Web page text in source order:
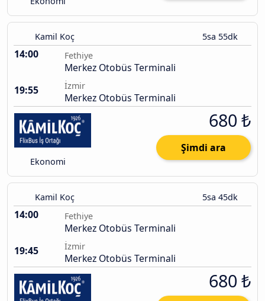
Kamil Koç 5sa 55dk
14:00 Fethiye
Merkez Otobüs Terminali
19:55
İzmir
Merkez Otobüs Terminali
Ekonomi
680 ₺
Şimdi ara
Kamil Koç 5sa 45dk
14:00 Fethiye
Merkez Otobüs Terminali
19:45
İzmir
Merkez Otobüs Terminali
680 ₺